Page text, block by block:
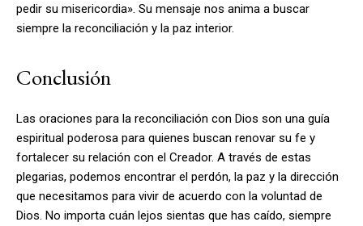
pedir su misericordia». Su mensaje nos anima a buscar
siempre la reconciliación y la paz interior.
Conclusión
Las oraciones para la reconciliación con Dios son una guía
espiritual poderosa para quienes buscan renovar su fe y
fortalecer su relación con el Creador. A través de estas
plegarias, podemos encontrar el perdón, la paz y la dirección
que necesitamos para vivir de acuerdo con la voluntad de
Dios. No importa cuán lejos sientas que has caído, siempre